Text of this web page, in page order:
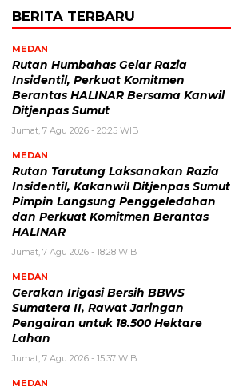
BERITA TERBARU
MEDAN
Rutan Humbahas Gelar Razia
Insidentil, Perkuat Komitmen
Berantas HALINAR Bersama Kanwil
Ditjenpas Sumut
Jumat, 7 Agu 2026 - 20:25 WIB
MEDAN
Rutan Tarutung Laksanakan Razia
Insidentil, Kakanwil Ditjenpas Sumut
Pimpin Langsung Penggeledahan
dan Perkuat Komitmen Berantas
HALINAR
Jumat, 7 Agu 2026 - 18:28 WIB
MEDAN
Gerakan Irigasi Bersih BBWS
Sumatera II, Rawat Jaringan
Pengairan untuk 18.500 Hektare
Lahan
Jumat, 7 Agu 2026 - 15:37 WIB
MEDAN